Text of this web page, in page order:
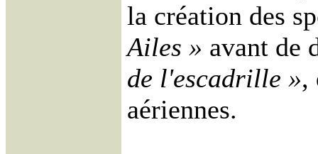
la création des
Ailes » avant de
de l'escadrille »,
aériennes.